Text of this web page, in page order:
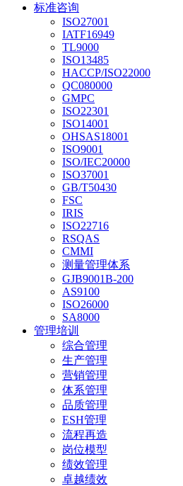
标准咨询
ISO27001
IATF16949
TL9000
ISO13485
HACCP/ISO22000
QC080000
GMPC
ISO22301
ISO14001
OHSAS18001
ISO9001
ISO/IEC20000
ISO37001
GB/T50430
FSC
IRIS
ISO22716
RSQAS
CMMI
测量管理体系
GJB9001B-200
AS9100
ISO26000
SA8000
管理培训
综合管理
生产管理
营销管理
体系管理
品质管理
ESH管理
流程再造
岗位模型
绩效管理
卓越绩效